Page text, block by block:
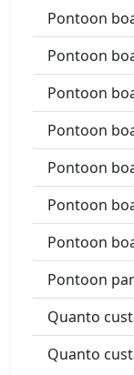
Pontoon
Pontoon
Pontoon
Pontoon
Pontoon
Pontoon
Pontoon
Pontoon
Quanto
Quanto